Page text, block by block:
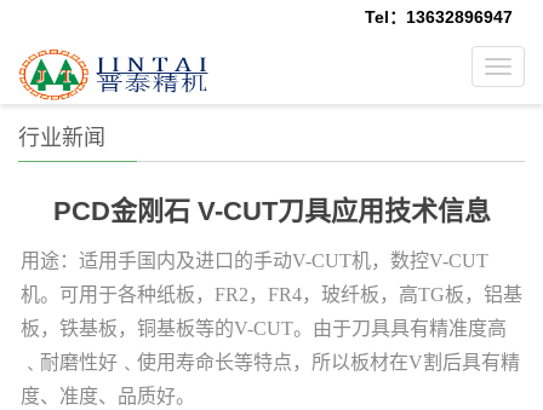
Tel：13632896947
行业新闻
PCD金刚石 V-CUT刀具应用技术信息
用途：适用手国内及进口的手动V-CUT机，数控V-CUT
机。可用于各种纸板，FR2，FR4，玻纤板，高TG板，铝基
板，铁基板，铜基板等的V-CUT。由于刀具具有精准度高
﹑耐磨性好﹑使用寿命长等特点，所以板材在V割后具有精
度、准度、品质好。